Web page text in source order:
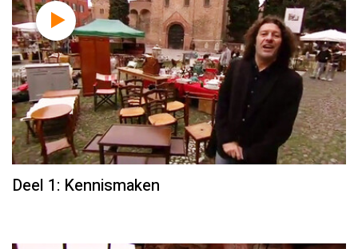
Deel 1: Kennismaken